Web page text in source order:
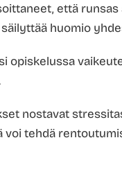
että
huomio
opiskelussa
nostavat
voi tehdä